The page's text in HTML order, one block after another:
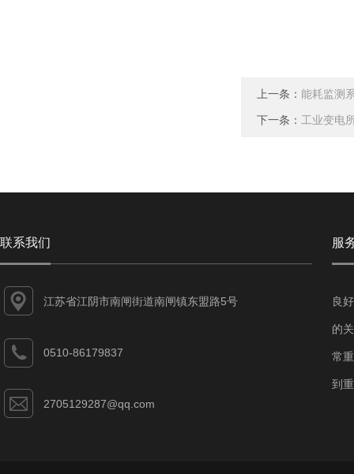
上一条： 能耗监测
下一条： 工业变电
联系我们
江苏省江阴市南闸街道南闸镇东盟路5号
0510-86179837
2705129287@qq.com
服
良
的
常
到